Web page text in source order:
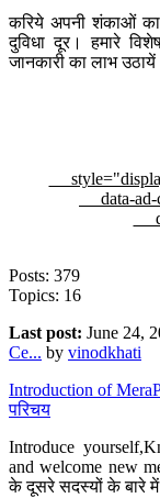
करिये अपनी शंकाओं का
दुविधा दूर। हमारे
जानकारी का लाभ
data-ad-
Posts: 379
Topics: 16
Last post: June 24,
Ce... by vinodkhati
Introduction of
परिचय
Introduce
and welcome new
के दूसरे सदस्यों के बारे